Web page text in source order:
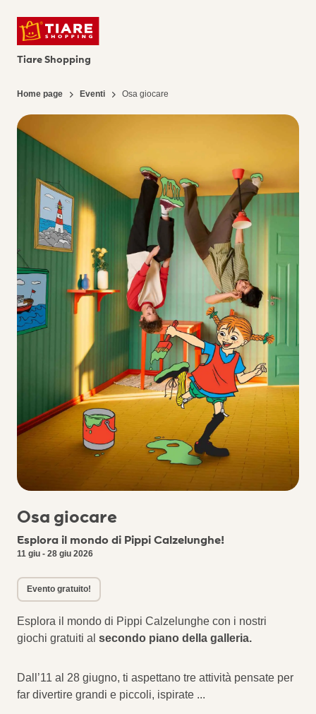
Tiare Shopping
Home page Eventi Osa giocare
Osa giocare
Esplora il mondo di Pippi Calzelunghe!
11 giu - 28 giu 2026
Evento gratuito!
Esplora il mondo di Pippi Calzelunghe con i nostri
giochi gratuiti al secondo piano della galleria.
Dall’11 al 28 giugno, ti aspettano tre attività pensate per
far divertire grandi e piccoli, ispirate ...